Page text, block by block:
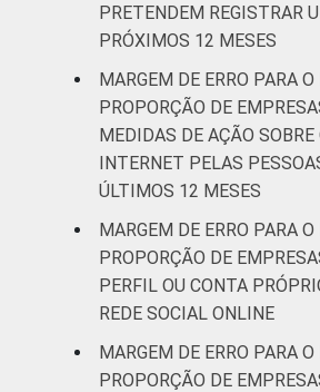
PRETENDEM REGISTRAR
PRÓXIMOS 12 MESES
MARGEM DE ERRO PARA
PROPORÇÃO DE
MEDIDAS DE AÇÃO SOBRE
INTERNET PELAS
ÚLTIMOS 12 MESES
MARGEM DE ERRO PARA
PROPORÇÃO DE
PERFIL OU CONTA
REDE SOCIAL ONLINE
MARGEM DE ERRO PARA
PROPORÇÃO DE